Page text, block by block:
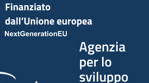
Agenzia
per lo
sviluppo